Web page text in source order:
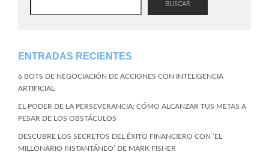
BUSCAR
ENTRADAS RECIENTES
6 BOTS DE NEGOCIACIÓN DE ACCIONES CON INTELIGENCIA
ARTIFICIAL
EL PODER DE LA PERSEVERANCIA: CÓMO ALCANZAR TUS METAS A
PESAR DE LOS OBSTÁCULOS
DESCUBRE LOS SECRETOS DEL ÉXITO FINANCIERO CON ‘EL
MILLONARIO INSTANTÁNEO’ DE MARK FISHER